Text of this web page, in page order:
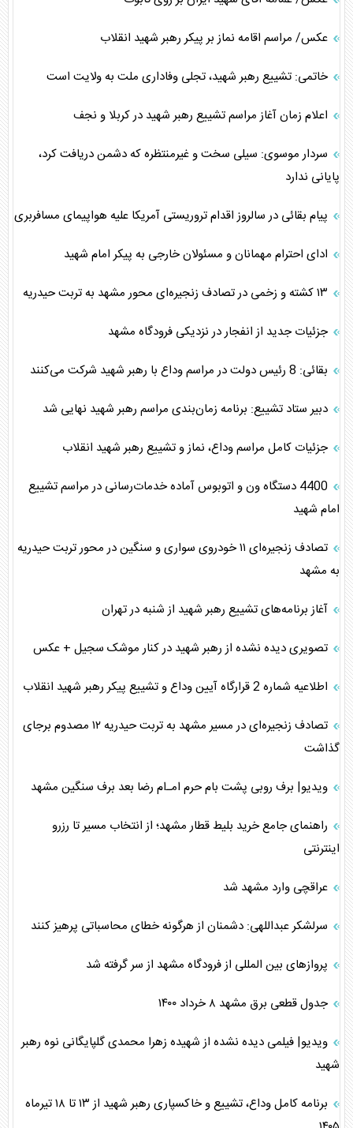
عکس/ مراسم اقامه نماز بر پیکر رهبر شهید انقلاب
خاتمی: تشییع رهبر شهید، تجلی وفاداری ملت به ولایت است
اعلام زمان آغاز مراسم تشییع رهبر شهید در کربلا و نجف
سردار موسوی: سیلی سخت و غیرمنتظره که دشمن دریافت کرد،
پایانی ندارد
پیام بقائی در سالروز اقدام تروریستی آمریکا علیه هواپیمای مسافربری
ادای احترام مهمانان و مسئولان خارجی به پیکر امام شهید
جزئیات جدید از انفجار در نزدیکی فرودگاه مشهد
بقائی: 8 رئیس دولت در مراسم وداع با رهبر شهید شرکت می‌کنند
دبیر ستاد تشییع: برنامه زمان‌بندی مراسم رهبر شهید نهایی شد
جزئیات کامل مراسم وداع، نماز و تشییع رهبر شهید انقلاب
4400 دستگاه ون و اتوبوس آماده خدمات‌رسانی در مراسم تشییع
امام شهید
تصادف زنجیره‌ای ۱۱ خودروی سواری و سنگین در محور تربت حیدریه
به مشهد
آغاز برنامه‌های تشییع رهبر شهید از شنبه در تهران
تصویری دیده نشده از رهبر شهید در کنار موشک سجیل + عکس
اطلاعیه شماره 2 قرارگاه آیین وداع و تشییع پیکر رهبر شهید انقلاب
تصادف زنجیره‌ای در مسیر مشهد به تربت حیدریه ۱۲ مصدوم برجای
گذاشت
ویدیو| برف روبی پشت بام حرم امـ‌ام رضا بعد برف سنگین مشهد
راهنمای جامع خرید بلیط قطار مشهد؛ از انتخاب مسیر تا رزرو
اینترنتی
عراقچی وارد مشهد شد
سرلشکر عبداللهی: دشمنان از هرگونه خطای محاسباتی پرهیز کنند
پرواز‌های بین المللی از فرودگاه مشهد از سر گرفته شد
جدول قطعی برق مشهد ۸ خرداد ۱۴۰۰
ویدیو| فیلمی دیده نشده از شهیده زهرا محمدی گلپایگانی نوه رهبر
شهید
برنامه کامل وداع، تشییع و خاکسپاری رهبر شهید از ۱۳ تا ۱۸ تیرماه